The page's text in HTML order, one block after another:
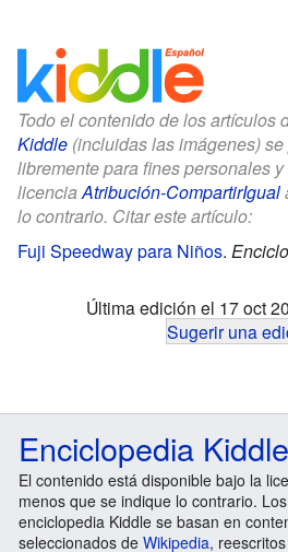
Todo el contenido de los artículos
Kiddle (incluidas las imágenes)
libremente para fines personales
licenciaAtribución-CompartirIgual
lo contrario. Citar este artículo:
Fuji Speedway para Niños.
Última edición el 17 oct
Sugerir una
Enciclopedia Kiddle
El contenido está disponible bajo la
menos que se indique lo contrario.
enciclopedia Kiddle se basan en
seleccionados de Wikipedia,